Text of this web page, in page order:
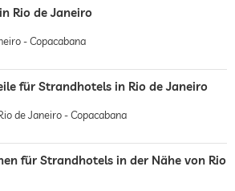
Rio de Janeiro
- Copacabana
für Strandhotels in Rio de Janeiro
de Janeiro - Copacabana
für Strandhotels in der Nähe von Rio